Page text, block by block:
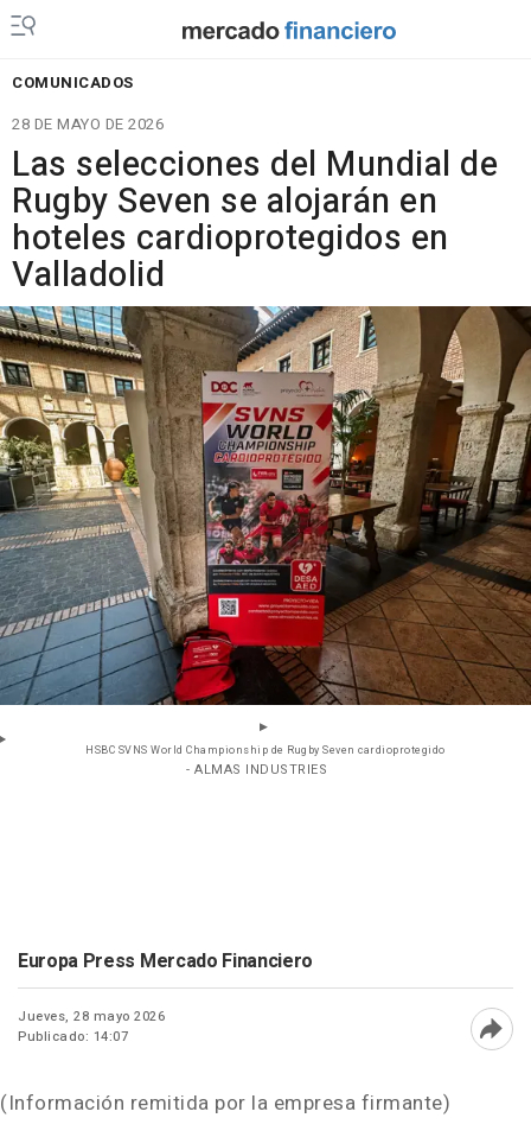
COMUNICADOS
28 DE MAYO DE 2026
Las selecciones del Mundial de
Rugby Seven se alojarán en
hoteles cardioprotegidos en
Valladolid
HSBC SVNS World Championship de Rugby Seven cardioprotegido
- ALMAS INDUSTRIES
Europa Press Mercado Financiero
Jueves, 28 mayo 2026
Publicado: 14:07
(Información remitida por la empresa firmante)